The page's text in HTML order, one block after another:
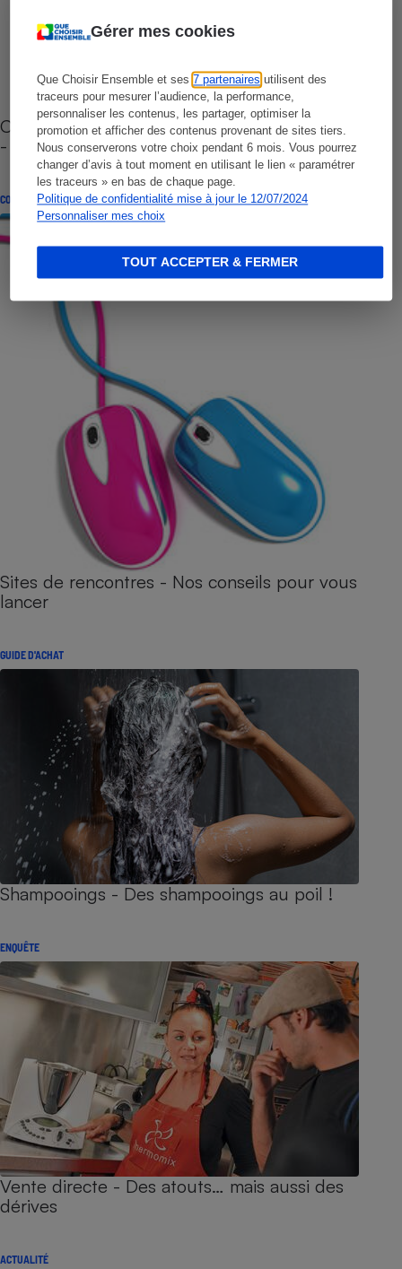
Gérer mes cookies
Que Choisir Ensemble et ses7 partenaires utilisent des
traceurs pour mesurer l’audience, la performance,
personnaliser les contenus, les partager, optimiser la
promotion et afficher des contenus provenant de sites tiers.
Nous conserverons votre choix pendant 6 mois. Vous pourrez
changer d’avis à tout moment en utilisant le lien « paramétrer
les traceurs » en bas de chaque page.
Politique de confidentialité mise à jour le 12/07/2024
Personnaliser mes choix
TOUT ACCEPTER & FERMER
Cafetière à capsules zéro déchet CoffeeB (vidéo)
- Premières impressions
CONSEILS
Sites de rencontres - Nos conseils pour vous
lancer
GUIDE D'ACHAT
Shampooings - Des shampooings au poil !
ENQUÊTE
Vente directe - Des atouts… mais aussi des
dérives
ACTUALITÉ